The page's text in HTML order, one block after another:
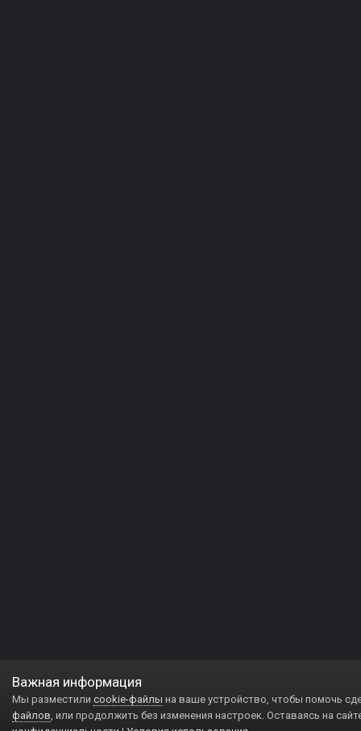
Важная информация
Мы разместили cookie-файлы на ваше устройство, чтобы помочь
файлов, или продолжить без изменения настроек. Оставаясь на